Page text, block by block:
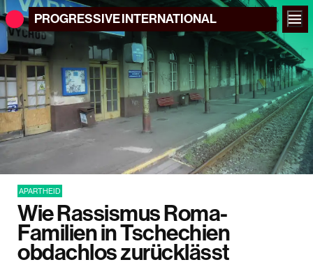
PROGRESSIVEINTERNATIONAL
APARTHEID
Wie Rassismus Roma-
Familien in Tschechien
obdachlos zurücklässt